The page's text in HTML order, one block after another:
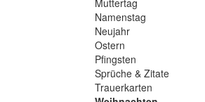
Muttertag
Namenstag
Neujahr
Ostern
Pfingsten
Sprüche & Zitate
Trauerkarten